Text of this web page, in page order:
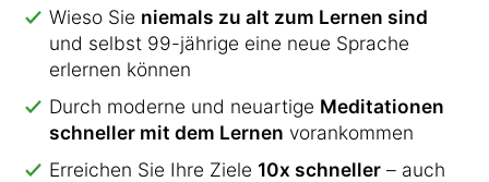
Wieso Sie niemals zu alt zum Lernen sind
und selbst 99-jährige eine neue Sprache
erlernen können
Durch moderne und neuartige Meditationen
schneller mit dem Lernen vorankommen
Erreichen Sie Ihre Ziele 10x schneller – auch